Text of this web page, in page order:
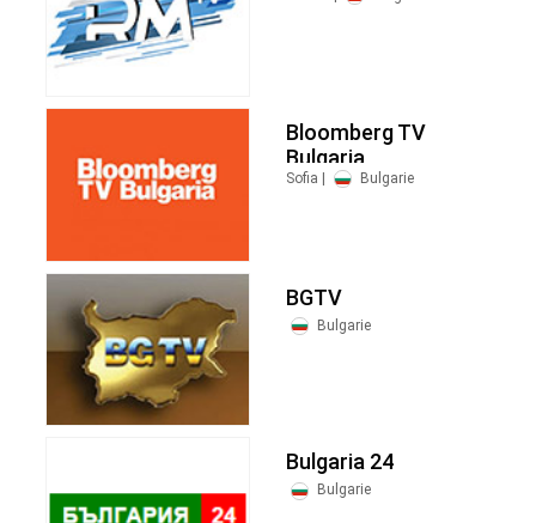
Bloomberg TV
Bulgaria
Sofia | Bulgarie
BGTV
Bulgarie
Bulgaria 24
Bulgarie